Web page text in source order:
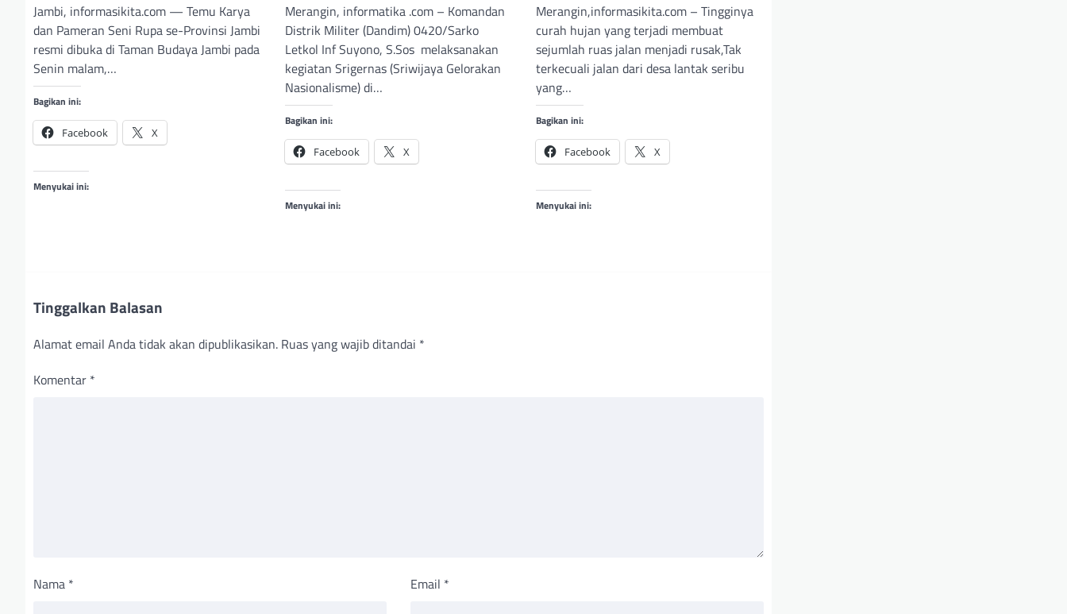
Jambi, informasikita.com — Temu Karya
dan Pameran Seni Rupa se-Provinsi Jambi
resmi dibuka di Taman Budaya Jambi pada
Senin malam,…
Bagikan ini:
Facebook X
Menyukai ini:
Merangin, informatika .com – Komandan
Distrik Militer (Dandim) 0420/Sarko
Letkol Inf Suyono, S.Sos melaksanakan
kegiatan Srigernas (Sriwijaya Gelorakan
Nasionalisme) di…
Bagikan ini:
Facebook X
Menyukai ini:
Merangin,informasikita.com – Tingginya
curah hujan yang terjadi membuat
sejumlah ruas jalan menjadi rusak,Tak
terkecuali jalan dari desa lantak seribu
yang…
Bagikan ini:
Facebook X
Menyukai ini:
Tinggalkan Balasan
Alamat email Anda tidak akan dipublikasikan. Ruas yang wajib ditandai *
Komentar *
Nama * Email *